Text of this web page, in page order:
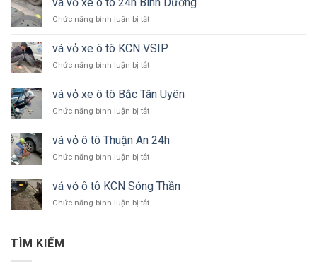
vá vỏ xe ô tô 24h Bình Dương
Chức năng bình luận bị tắtở
vỏ
xe
ô
24h
Dương
vá vỏ xe ô tô KCN VSIP
Chức năng bình luận bị tắtở
vỏ
xe
ô
KCN
vá vỏ xe ô tô Bắc Tân Uyên
Chức năng bình luận bị tắtở
vỏ
xe
ô
Bắc
Tân
Uyên
vá vỏ ô tô Thuận An 24h
Chức năng bình luận bị tắtở
ô
tô
vá vỏ ô tô KCN Sóng Thần
Chức năng bình luận bị tắtở
TÌM KIẾM